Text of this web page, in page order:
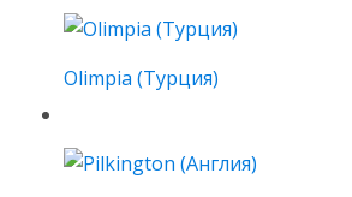
Olimpia (Турция)